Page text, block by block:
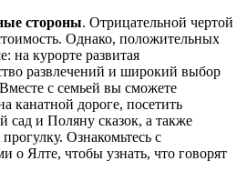
стороны. Отрицательной чертой
Однако, положительных
на курорте развитая
развлечений и широкий выбор
с семьей вы сможете
канатной дороге, посетить
сад и Поляну сказок, а также
Ознакомьтесь с
о Ялте, чтобы узнать, что говорят